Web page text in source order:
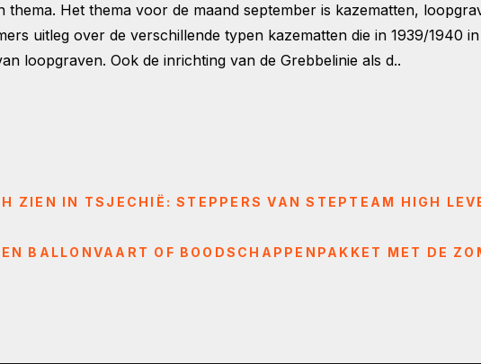
thema. Het thema voor de maand september is kazematten,
uitleg over de verschillende typen kazematten die in 1939/1940
loopgraven. Ook de inrichting van de Grebbelinie als d..
ZIEN IN TSJECHIË: STEPPERS VAN STEPTEAM HIGH
BALLONVAART OF BOODSCHAPPENPAKKET MET DE